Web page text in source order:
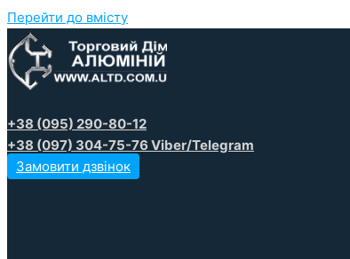
Перейти до вмісту
+38 (095) 290-80-12
+38 (097) 304-75-76 Viber/Telegram
Замовити дзвінок